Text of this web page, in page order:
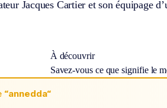
Jacques Cartier et son équipage
À découvrir
Savez-vous ce que signifie le
“annedda“